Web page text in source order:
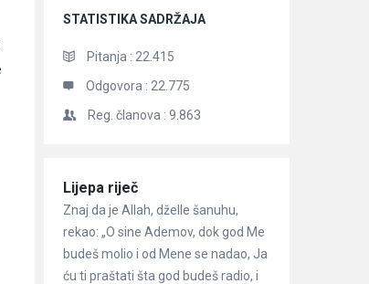
STATISTIKA SADRŽAJA
Pitanja : 22.415
Odgovora : 22.775
Reg. članova : 9.863
Članci
Lijepa riječ
Znaj da je Allah, dželle šanuhu,
rekao: „O sine Ademov, dok god Me
budeš molio i od Mene se nadao, Ja
ću ti praštati šta god budeš radio, i